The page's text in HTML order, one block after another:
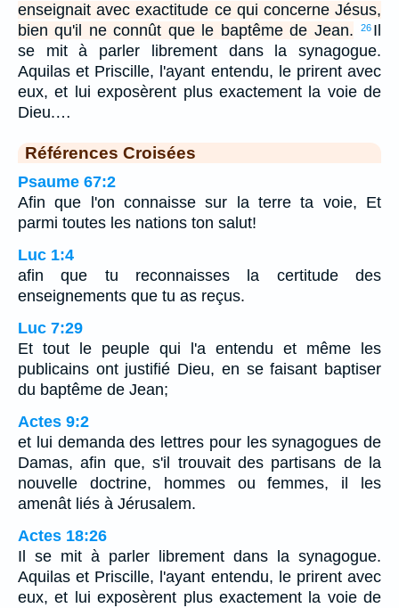
enseignait avec exactitude ce qui concerne Jésus,
bien qu'il ne connût que le baptême de Jean.
26 Il
se mit à parler librement dans la synagogue.
Aquilas et Priscille, l'ayant entendu, le prirent avec
eux, et lui exposèrent plus exactement la voie de
Dieu.…
Références Croisées
Psaume 67:2
Afin que l'on connaisse sur la terre ta voie, Et
parmi toutes les nations ton salut!
Luc 1:4
afin que tu reconnaisses la certitude des
enseignements que tu as reçus.
Luc 7:29
Et tout le peuple qui l'a entendu et même les
publicains ont justifié Dieu, en se faisant baptiser
du baptême de Jean;
Actes 9:2
et lui demanda des lettres pour les synagogues de
Damas, afin que, s'il trouvait des partisans de la
nouvelle doctrine, hommes ou femmes, il les
amenât liés à Jérusalem.
Actes 18:26
Il se mit à parler librement dans la synagogue.
Aquilas et Priscille, l'ayant entendu, le prirent avec
eux, et lui exposèrent plus exactement la voie de